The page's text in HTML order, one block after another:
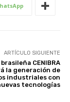
ARTÍCULO SIGUIENTE
brasileña CENIBRA
la generación de
industriales con
tecnologías